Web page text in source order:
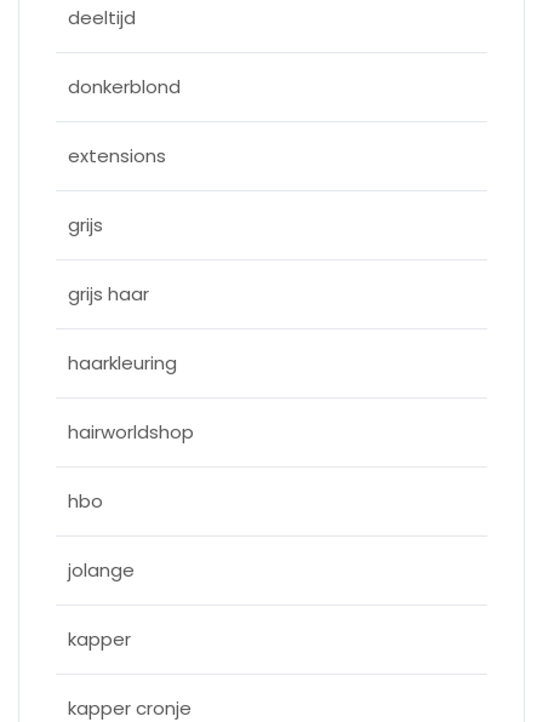
deeltijd
donkerblond
extensions
grijs
grijs haar
haarkleuring
hairworldshop
hbo
jolange
kapper
kapper cronje